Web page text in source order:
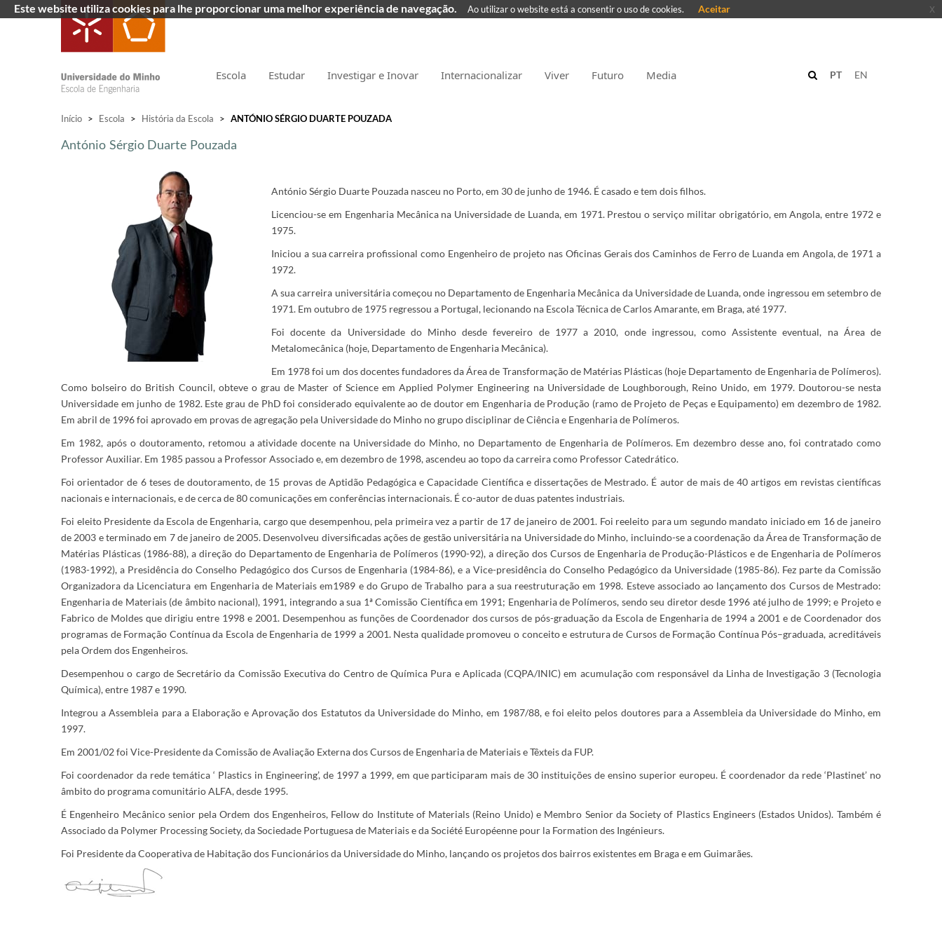
Escola Estudar Investigar e Inovar Internacionalizar Viver Futuro Media EN
PT
Início > Escola > História da Escola > ANTÓNIO SÉRGIO DUARTE POUZADA
António Sérgio Duarte Pouzada
António Sérgio Duarte Pouzada nasceu no Porto, em 30 de junho de 1946. É casado e tem dois filhos.
Licenciou-se em Engenharia Mecânica na Universidade de Luanda, em 1971. Prestou o serviço militar obrigatório, em Angola, entre 1972 e
1975.
Iniciou a sua carreira profissional como Engenheiro de projeto nas Oficinas Gerais dos Caminhos de Ferro de Luanda em Angola, de 1971 a
1972.
A sua carreira universitária começou no Departamento de Engenharia Mecânica da Universidade de Luanda, onde ingressou em setembro de
1971. Em outubro de 1975 regressou a Portugal, lecionando na Escola Técnica de Carlos Amarante, em Braga, até 1977.
Foi docente da Universidade do Minho desde fevereiro de 1977 a 2010, onde ingressou, como Assistente eventual, na Área de
Metalomecânica (hoje, Departamento de Engenharia Mecânica).
Em 1978 foi um dos docentes fundadores da Área de Transformação de Matérias Plásticas (hoje Departamento de Engenharia de Polímeros).
Como bolseiro do British Council, obteve o grau de Master of Science em Applied Polymer Engineering na Universidade de Loughborough, Reino Unido, em 1979. Doutorou-se nesta
Universidade em junho de 1982. Este grau de PhD foi considerado equivalente ao de doutor em Engenharia de Produção (ramo de Projeto de Peças e Equipamento) em dezembro de 1982.
Em abril de 1996 foi aprovado em provas de agregação pela Universidade do Minho no grupo disciplinar de Ciência e Engenharia de Polímeros.
Em 1982, após o doutoramento, retomou a atividade docente na Universidade do Minho, no Departamento de Engenharia de Polímeros. Em dezembro desse ano, foi contratado como
Professor Auxiliar. Em 1985 passou a Professor Associado e, em dezembro de 1998, ascendeu ao topo da carreira como Professor Catedrático.
Foi orientador de 6 teses de doutoramento, de 15 provas de Aptidão Pedagógica e Capacidade Científica e dissertações de Mestrado. É autor de mais de 40 artigos em revistas científicas
nacionais e internacionais, e de cerca de 80 comunicações em conferências internacionais. É co-autor de duas patentes industriais.
Foi eleito Presidente da Escola de Engenharia, cargo que desempenhou, pela primeira vez a partir de 17 de janeiro de 2001. Foi reeleito para um segundo mandato iniciado em 16 de janeiro
de 2003 e terminado em 7 de janeiro de 2005. Desenvolveu diversificadas ações de gestão universitária na Universidade do Minho, incluindo-se a coordenação da Área de Transformação de
Matérias Plásticas (1986-88), a direção do Departamento de Engenharia de Polímeros (1990-92), a direção dos Cursos de Engenharia de Produção-Plásticos e de Engenharia de Polímeros
(1983-1992), a Presidência do Conselho Pedagógico dos Cursos de Engenharia (1984-86), e a Vice-presidência do Conselho Pedagógico da Universidade (1985-86). Fez parte da Comissão
Organizadora da Licenciatura em Engenharia de Materiais em1989 e do Grupo de Trabalho para a sua reestruturação em 1998. Esteve associado ao lançamento dos Cursos de Mestrado:
Engenharia de Materiais (de âmbito nacional), 1991, integrando a sua 1ª Comissão Científica em 1991; Engenharia de Polímeros, sendo seu diretor desde 1996 até julho de 1999; e Projeto e
Fabrico de Moldes que dirigiu entre 1998 e 2001. Desempenhou as funções de Coordenador dos cursos de pós-graduação da Escola de Engenharia de 1994 a 2001 e de Coordenador dos
programas de Formação Contínua da Escola de Engenharia de 1999 a 2001. Nesta qualidade promoveu o conceito e estrutura de Cursos de Formação Contínua Pós–graduada, acreditáveis
pela Ordem dos Engenheiros.
Desempenhou o cargo de Secretário da Comissão Executiva do Centro de Química Pura e Aplicada (CQPA/INIC) em acumulação com responsável da Linha de Investigação 3 (Tecnologia
Química), entre 1987 e 1990.
Integrou a Assembleia para a Elaboração e Aprovação dos Estatutos da Universidade do Minho, em 1987/88, e foi eleito pelos doutores para a Assembleia da Universidade do Minho, em
1997.
Em 2001/02 foi Vice-Presidente da Comissão de Avaliação Externa dos Cursos de Engenharia de Materiais e Têxteis da FUP.
Foi coordenador da rede temática ‘ Plastics in Engineering’, de 1997 a 1999, em que participaram mais de 30 instituições de ensino superior europeu. É coordenador da rede ‘Plastinet’ no
âmbito do programa comunitário ALFA, desde 1995.
É Engenheiro Mecânico senior pela Ordem dos Engenheiros, Fellow do Institute of Materials (Reino Unido) e Membro Senior da Society of Plastics Engineers (Estados Unidos). Também é
Associado da Polymer Processing Society, da Sociedade Portuguesa de Materiais e da Société Européenne pour la Formation des Ingénieurs.
Foi Presidente da Cooperativa de Habitação dos Funcionários da Universidade do Minho, lançando os projetos dos bairros existentes em Braga e em Guimarães.
Este website utiliza cookies para lhe proporcionar uma melhor experiência de navegação. Ao utilizar o website está a consentir o uso de cookies. Aceitar x